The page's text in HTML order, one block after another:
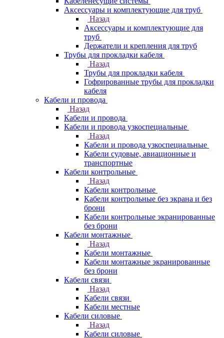
Аксессуары и комплектующие для труб
Назад
Аксессуары и комплектующие для
труб
Держатели и крепления для труб
Трубы для прокладки кабеля
Назад
Трубы для прокладки кабеля
Гофрированные трубы для прокладки
кабеля
Кабели и провода
Назад
Кабели и провода
Кабели и провода узкоспециальные
Назад
Кабели и провода узкоспециальные
Кабели судовые, авиационные и
транспортные
Кабели контрольные
Назад
Кабели контрольные
Кабели контрольные без экрана и без
брони
Кабели контрольные экранированные
без брони
Кабели монтажные
Назад
Кабели монтажные
Кабели монтажные экранированные
без брони
Кабели связи
Назад
Кабели связи
Кабели местные
Кабели силовые
Назад
Кабели силовые